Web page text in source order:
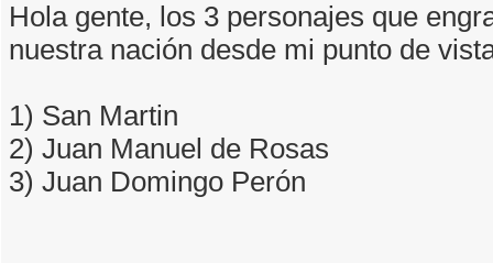
Hola gente, los 3 personajes que
nuestra nación desde mi punto de
1) San Martin
2) Juan Manuel de Rosas
3) Juan Domingo Perón